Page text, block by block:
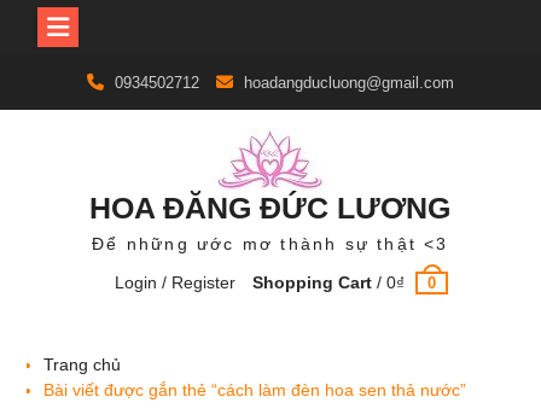
content
0934502712 hoadangducluong@gmail.com
HOA ĐĂNG ĐỨC LƯƠNG
Để những ước mơ thành sự thật <3
Login / Register
Shopping Cart /0₫ 0
Trang chủ
Bài viết được gắn thẻ “cách làm đèn hoa sen thả nước”